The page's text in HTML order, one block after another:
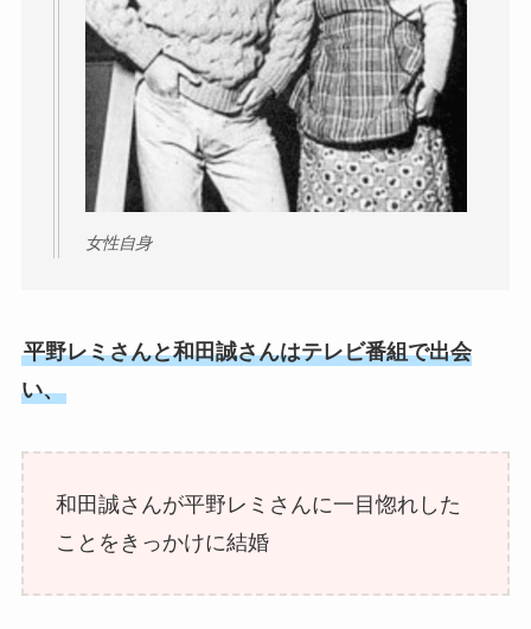
女性自身
平野レミさんと和田誠さんはテレビ番組で出会
い、
和田誠さんが平野レミさんに一目惚れした
ことをきっかけに結婚